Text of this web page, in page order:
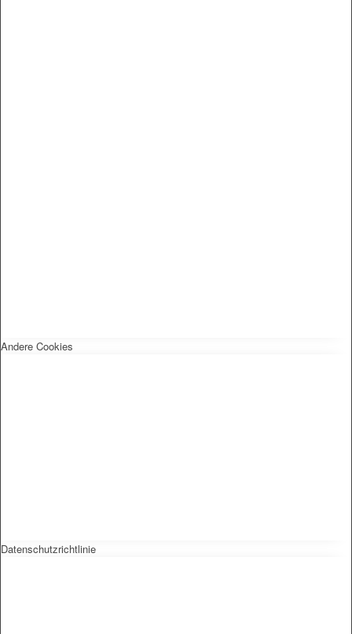
Andere Cookies
Datenschutzrichtlinie